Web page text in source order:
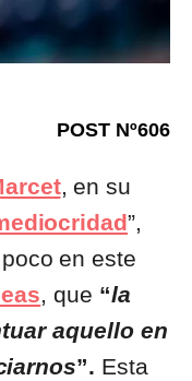
POST Nº606
, en su
”,
en este
, que “la
aquello en
”. Esta